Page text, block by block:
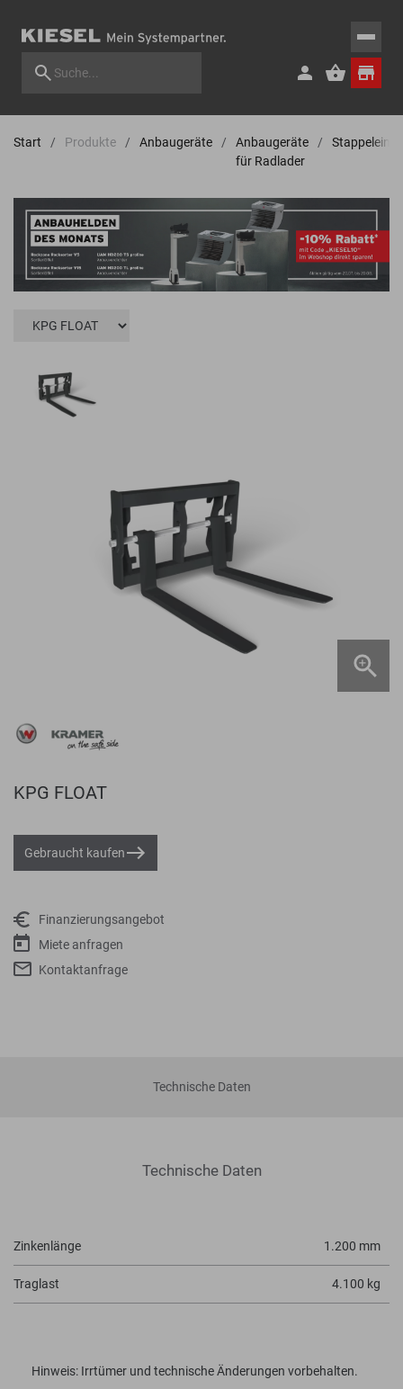
Start Produkte Anbaugeräte
Anbaugeräte
für Radlader
KPG FLOAT
Gebraucht kaufen
Finanzierungsangebot
Miete anfragen
Kontaktanfrage
Technische Daten
Technische Daten
Zinkenlänge 1.200 mm
Traglast 4.100 kg
Hinweis: Irrtümer und technische Änderungen vorbehalten.